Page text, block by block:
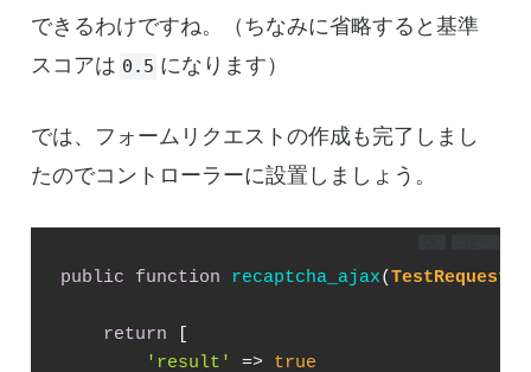
できるわけですね。（ちなみに省略すると基準
スコアは 0.5 になります）
では、フォームリクエストの作成も完了しまし
たのでコントローラーに設置しましょう。
public function recaptcha_ajax(TestRequest
return [
'result'
=> true